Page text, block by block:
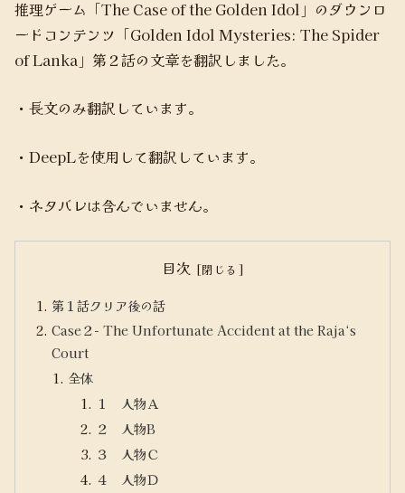
推理ゲーム「The Case of the Golden Idol」のダウンロ
ードコンテンツ「Golden Idol Mysteries: The Spider
of Lanka」第２話の文章を翻訳しました。
・長文のみ翻訳しています。
・DeepLを使用して翻訳しています。
・ネタバレは含んでいません。
目次
第１話クリア後の話
Case２- The Unfortunate Accident at the Raja‘s
Court
全体
１ 人物Ａ
２ 人物B
３ 人物Ｃ
４ 人物Ｄ